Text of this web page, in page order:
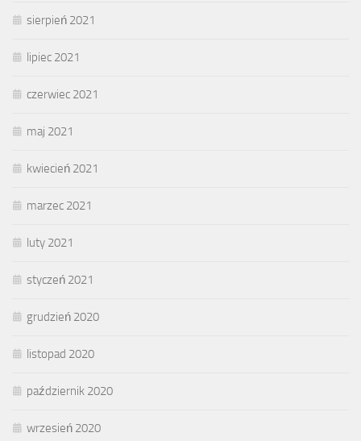
sierpień 2021
lipiec 2021
czerwiec 2021
maj 2021
kwiecień 2021
marzec 2021
luty 2021
styczeń 2021
grudzień 2020
listopad 2020
październik 2020
wrzesień 2020